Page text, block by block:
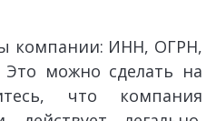
компании: ИНН, ОГРН,
можно сделать на
что компания